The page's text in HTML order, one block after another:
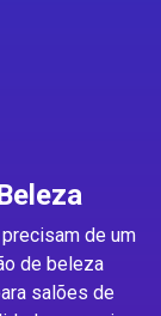
de um
de beleza
salões de